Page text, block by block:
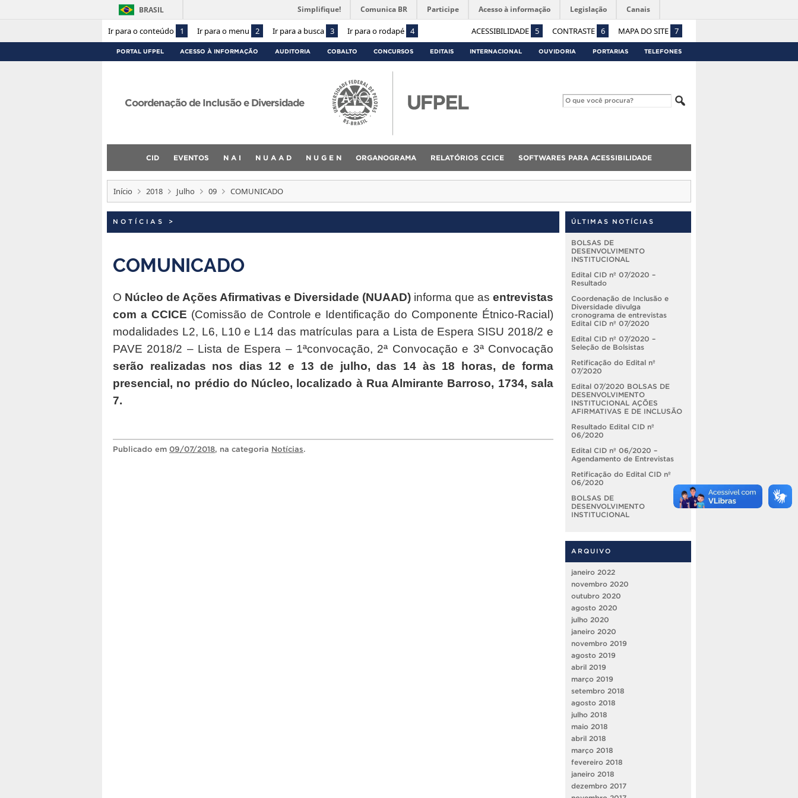
Ir para o conteúdo 1 Ir para o menu 2 Ir para a busca 3 Ir para o rodapé 4 ACESSIBILIDADE 5 CONTRASTE 6 MAPA DO SITE 7
BRASIL Simplifique! Comunica BR Participe Acesso à informação Legislação Canais
PORTAL UFPEL ACESSO À INFORMAÇÃO AUDITORIA COBALTO CONCURSOS EDITAIS INTERNACIONAL OUVIDORIA PORTARIAS TELEFONES
Coordenação de Inclusão e Diversidade
CID EVENTOS N A I N U A A D N U G E N ORGANOGRAMA RELATÓRIOS CCICE SOFTWARES PARA ACESSIBILIDADE
Início 2018 Julho 09 COMUNICADO
NOTÍCIAS >
COMUNICADO
O Núcleo de Ações Afirmativas e Diversidade (NUAAD) informa que as entrevistas
com a CCICE (Comissão de Controle e Identificação do Componente Étnico-Racial)
modalidades L2, L6, L10 e L14 das matrículas para a Lista de Espera SISU 2018/2 e
PAVE 2018/2 – Lista de Espera – 1ªconvocação, 2ª Convocação e 3ª Convocação
serão realizadas nos dias 12 e 13 de julho, das 14 às 18 horas, de forma
presencial, no prédio do Núcleo, localizado à Rua Almirante Barroso, 1734, sala
7.
Publicado em 09/07/2018, na categoria Notícias.
ÚLTIMAS NOTÍCIAS
BOLSAS DE
DESENVOLVIMENTO
INSTITUCIONAL
Edital CID nº 07/2020 –
Resultado
Coordenação de Inclusão e
Diversidade divulga
cronograma de entrevistas
Edital CID nº 07/2020
Edital CID nº 07/2020 –
Seleção de Bolsistas
Retificação do Edital nº
07/2020
Edital 07/2020 BOLSAS DE
DESENVOLVIMENTO
INSTITUCIONAL AÇÕES
AFIRMATIVAS E DE INCLUSÃO
Resultado Edital CID nº
06/2020
Edital CID nº 06/2020 –
Agendamento de Entrevistas
Retificação do Edital CID nº
06/2020
BOLSAS DE
DESENVOLVIMENTO
INSTITUCIONAL
ARQUIVO
janeiro 2022
novembro 2020
outubro 2020
agosto 2020
julho 2020
janeiro 2020
novembro 2019
agosto 2019
abril 2019
março 2019
setembro 2018
agosto 2018
julho 2018
maio 2018
abril 2018
março 2018
fevereiro 2018
janeiro 2018
dezembro 2017